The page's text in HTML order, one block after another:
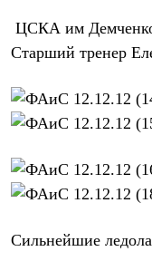
Футболки
Толстовки
Софтшелл одежда
Куртки
Флисовая одежда
Брюки
Жилеты
Комбинезоны
Снаряжение
ЦСКА им
Старший тренер
Сильнейшие